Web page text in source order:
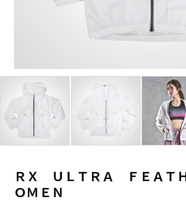
ＲＸ ＵＬＴＲＡ ＦＥＡＴ
ＯＭＥＮ